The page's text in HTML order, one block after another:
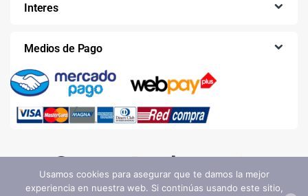
Interes
Medios de Pago
Usamos cookies para asegurar que te damos la mejor
experiencia en nuestra web. Si continúas usando este sitio,